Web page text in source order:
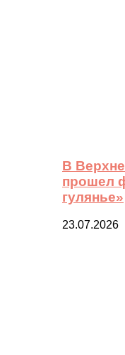
В
прошел
гулянье»
23.07.2026